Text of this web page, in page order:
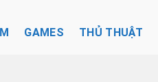
GAMES THỦ THUẬT